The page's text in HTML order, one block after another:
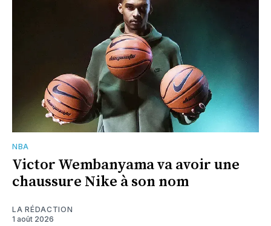
NBA
Victor Wembanyama va avoir une
chaussure Nike à son nom
LA RÉDACTION
1 août 2026